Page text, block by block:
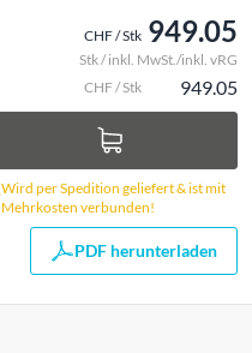
CHF / Stk 949.05
Stk / inkl. MwSt./inkl. vRG
CHF / Stk 949.05
Wird per Spedition geliefert & ist mit
Mehrkosten verbunden!
PDF herunterladen